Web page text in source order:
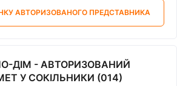
АВТОРИЗОВАНОГО ПРЕДСТАВНИКА
ДІМ - АВТОРИЗОВАНИЙ
У СОКІЛЬНИКИ (014)